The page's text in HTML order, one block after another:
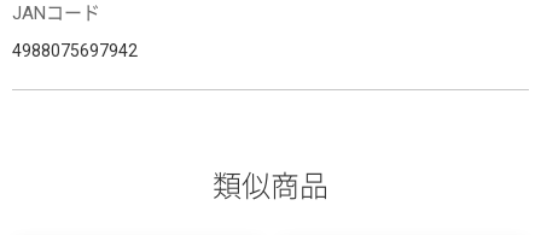
JANコード
4988075697942
類似商品